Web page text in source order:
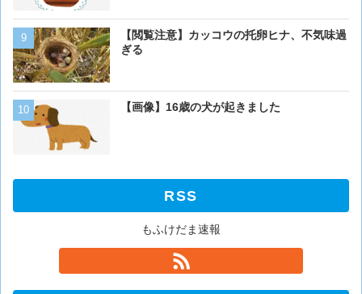
【閲覧注意】カッコウの托卵ヒナ、不気味過
ぎる
【画像】16歳の犬が起きました
ベーリング海のカニ漁「月
猫「おい人間。おれを飼え
RSS
もふけだま速報